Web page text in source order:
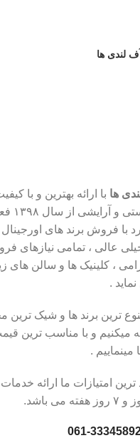
لندی ها
ها با ارائه بهترین و با
با فروش برند های
عالی ، تمامی نیازهای
، کلینیک ها و سالن های
.
ترین برند ها و شیک ترین
میکنیم و با مناسب ترین
.
باشد.
33345892-